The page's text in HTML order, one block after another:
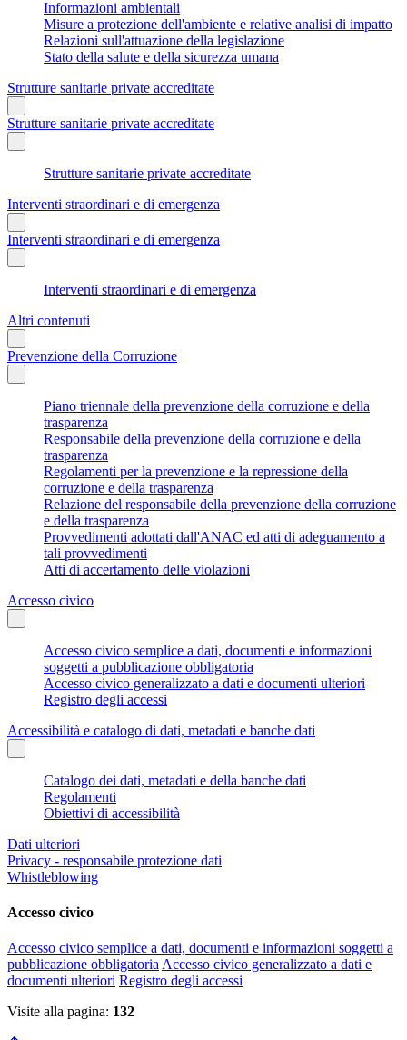
Informazioni ambientali
Misure a protezione dell'ambiente e relative analisi di impatto
Relazioni sull'attuazione della legislazione
Stato della salute e della sicurezza umana
Strutture sanitarie private accreditate
Strutture sanitarie private accreditate
Strutture sanitarie private accreditate
Interventi straordinari e di emergenza
Interventi straordinari e di emergenza
Interventi straordinari e di emergenza
Altri contenuti
Prevenzione della Corruzione
Piano triennale della prevenzione della corruzione e della
trasparenza
Responsabile della prevenzione della corruzione e della
trasparenza
Regolamenti per la prevenzione e la repressione della
corruzione e della trasparenza
Relazione del responsabile della prevenzione della corruzione
e della trasparenza
Provvedimenti adottati dall'ANAC ed atti di adeguamento a
tali provvedimenti
Atti di accertamento delle violazioni
Accesso civico
Accesso civico semplice a dati, documenti e informazioni
soggetti a pubblicazione obbligatoria
Accesso civico generalizzato a dati e documenti ulteriori
Registro degli accessi
Accessibilità e catalogo di dati, metadati e banche dati
Catalogo dei dati, metadati e della banche dati
Regolamenti
Obiettivi di accessibilità
Dati ulteriori
Privacy - responsabile protezione dati
Whistleblowing
Accesso civico
Accesso civico semplice a dati, documenti e informazioni soggetti a
pubblicazione obbligatoria Accesso civico generalizzato a dati e
documenti ulteriori Registro degli accessi
Visite alla pagina: 132